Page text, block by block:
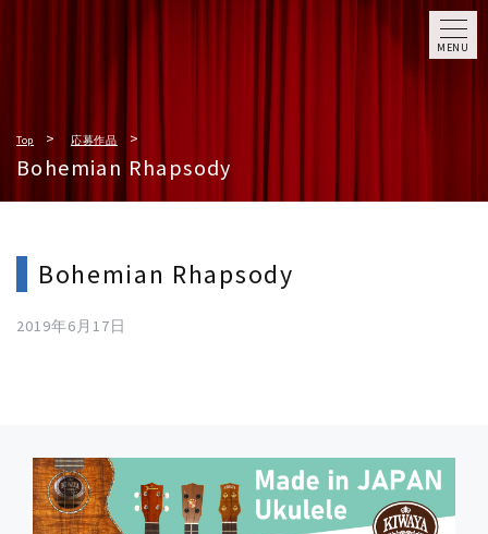
MENU
Top 応募作品
Bohemian Rhapsody
Bohemian Rhapsody
2019年6月17日